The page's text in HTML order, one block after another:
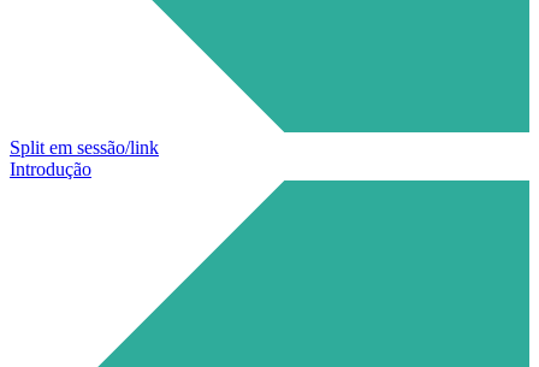
Split em sessão/link
Introdução